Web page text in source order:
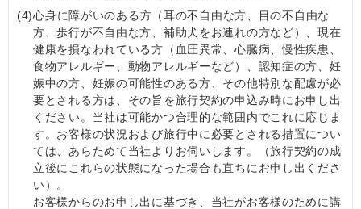
(4)心身に障がいのある方（耳の不自由な方、目の不自由な
方、歩行が不自由な方、補助犬をお連れの方など）、現在
健康を損なわれている方（血圧異常、心臓病、慢性疾患、
食物アレルギー、動物アレルギーなど）、認知症の⽅、妊
娠中の方、妊娠の可能性のある方、その他特別な配慮が必
要とされる方は、その旨を旅行契約の申込み時にお申し出
ください。当社は可能かつ合理的な範囲内でこれに応じま
す。お客様の状況および旅行中に必要とされる措置につい
ては、あらためて当社よりお伺いします。（旅行契約の成
立後にこれらの状態になった場合も直ちにお申し出くださ
い）。
お客様からのお申し出に基づき、当社がお客様のために講